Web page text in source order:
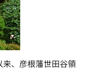
、彦根藩世田谷領